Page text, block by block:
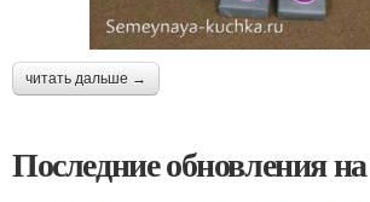
читать дальше →
Последние обновления